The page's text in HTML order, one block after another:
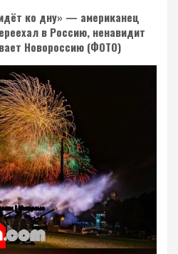
ко дну» — американец
в Россию, ненавидит
Новороссию (ФОТО)